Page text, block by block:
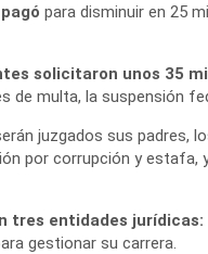
para disminuir en 25
solicitaron unos 35
de multa, la suspensión
juzgados sus padres,
por corrupción y estafa,
tres entidades
gestionar su carrera.